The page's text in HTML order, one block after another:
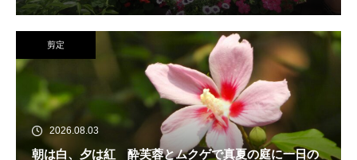
剪定
2026.08.03
朝は白、夕は紅 酔芙蓉とムクゲで真夏の庭に一日の